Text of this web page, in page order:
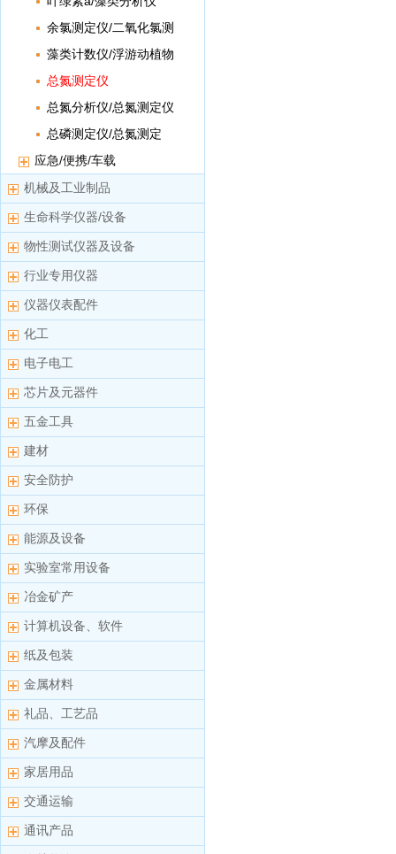
余氯测定仪/二氧化氯测
定仪藻类计数仪/浮游动植物
计数框
总氮测定仪
总氮分析仪/总氮测定仪
总磷测定仪/总氮测定
仪/总磷总氮测定仪
应急/便携/车载
机械及工业制品
生命科学仪器/设备
物性测试仪器及设备
行业专用仪器
仪器仪表配件
化工
电子电工
芯片及元器件
五金工具
建材
安全防护
环保
能源及设备
实验室常用设备
冶金矿产
计算机设备、软件
纸及包装
金属材料
礼品、工艺品
汽摩及配件
家居用品
交通运输
通讯产品